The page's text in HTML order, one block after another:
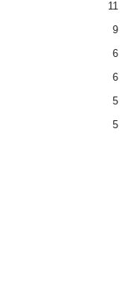
11
9
6
6
5
5